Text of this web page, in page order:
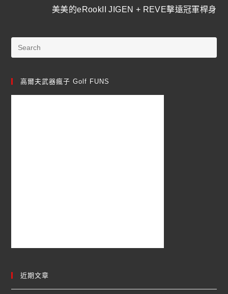
美美的eRookII JIGEN + REVE擊遠冠軍桿身
高爾夫武器瘋子 Golf FUNS
近期文章